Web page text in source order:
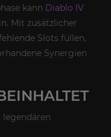
kann Diablo IV
Mit zusätzlicher
Slots füllen,
Synergien
legendären